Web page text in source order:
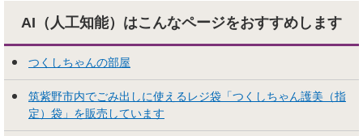
AI（人工知能）はこんなページをおすすめします
つくしちゃんの部屋
筑紫野市内でごみ出しに使えるレジ袋「つくしちゃん護美（指
定）袋」を販売しています